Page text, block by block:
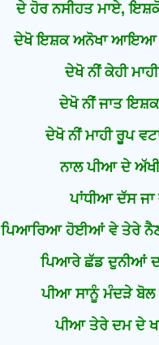
ਦੇ ਹੋਰ ਨਸੀਹਤ ਮਾਏ,
ਦੇਖੋ ਇਸ਼ਕ ਅਨੋਖਾ ਆਇਆ
ਦੇਖੋ ਨੀਂ ਕੇਹੀ
ਦੇਖੋ ਨੀਂ ਜਾਤ
ਦੇਖੋ ਨੀਂ ਮਾਹੀ ਰੂਪ
ਨਾਲ ਪੀਆ ਦੇ
ਪਾਂਧੀਆ ਦੱਸ ਜਾ
ਪਿਆਰਿਆ ਹੋਈਆਂ ਵੇ ਤੇਰੇ
ਪਿਆਰੇ ਛੱਡ ਦੁਨੀਆਂ
ਪੀਆ ਸਾਨੂੰ ਮੰਦੜੇ ਬੋਲ
ਪੀਆ ਤੇਰੇ ਦਮ ਦੇ